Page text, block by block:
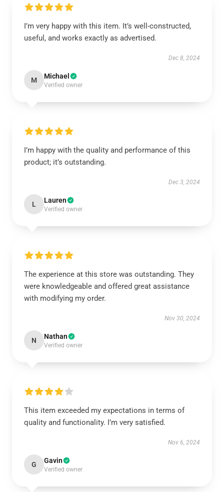
I’m very happy with this item. It’s well-constructed,
useful, and works exactly as advertised.
Dec 8, 2024
M Michael
Verified owner
I’m happy with the quality and performance of this
product; it’s outstanding.
Dec 3, 2024
L Lauren
Verified owner
The experience at this store was outstanding. They
were knowledgeable and offered great assistance
with modifying my order.
Nov 30, 2024
N Nathan
Verified owner
This item exceeded my expectations in terms of
quality and functionality. I’m very satisfied.
Nov 6, 2024
G Gavin
Verified owner